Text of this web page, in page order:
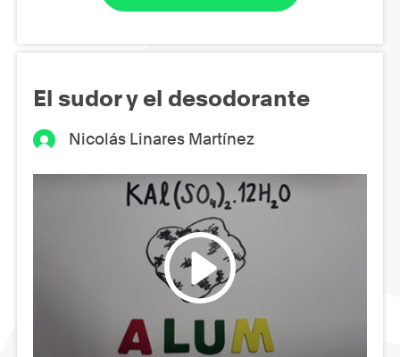
El sudor y el desodorante
Nicolás Linares Martínez